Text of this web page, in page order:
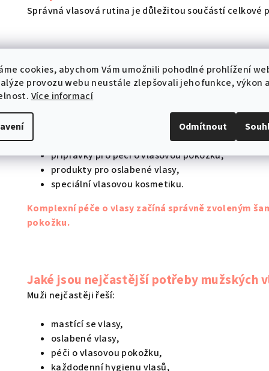
cookies, abychom Vám umožnili pohodlné prohlížení
provozu webu neustále zlepšovali jeho funkce, výkon
Více informací
Odmítnout
í
p
r
v
k
v
ý
p
u
Správná vlasová rutina je důležitou součástí celkové
Jaké produkty patří do vlasové péče pro
V této kategorii najdete například:
přípravky pro péči o vlasovou pokožku,
produkty pro oslabené vlasy,
speciální vlasovou kosmetiku.
Komplexní péče o vlasy začíná správně zvoleným
pokožku.
Jaké jsou nejčastější potřeby mužských
Muži nejčastěji řeší:
mastící se vlasy,
oslabené vlasy,
péči o vlasovou pokožku,
každodenní hygienu vlasů,